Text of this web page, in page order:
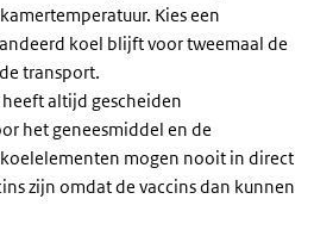
Kies een
koel blijft voor tweemaal de
transport.
altijd gescheiden
het geneesmiddel en de
mogen nooit in direct
zijn omdat de vaccins dan kunnen